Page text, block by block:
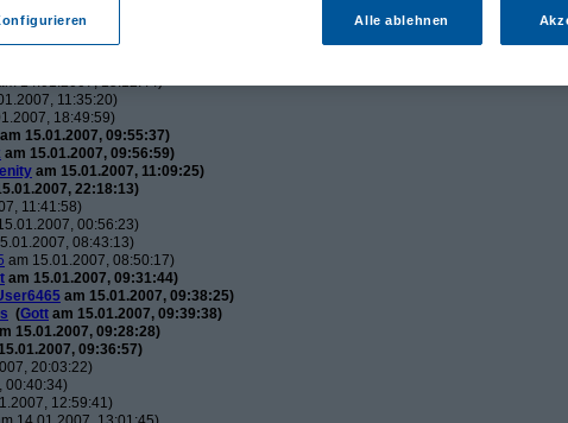
(
Luxusautos(wol
für Luxusautos
14.01.2007, 15:12:44)
11:35:20)
18:49:59)
am 15.01.2007, 09:55:37)
am 15.01.2007, 09:56:59)
am 15.01.2007, 11:09:25)
22:18:13)
11:41:58)
00:56:23)
08:43:13)
am 15.01.2007, 08:50:17)
am 15.01.2007, 09:31:44)
am 15.01.2007, 09:38:25)
(Gott am 15.01.2007, 09:39:38)
15.01.2007, 09:28:28)
09:36:57)
20:03:22)
00:40:34)
12:59:41)
Alle ablehnen